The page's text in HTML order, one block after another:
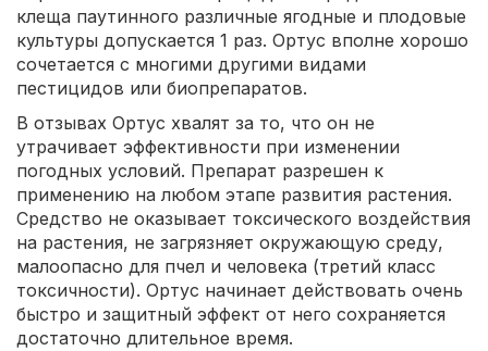
клеща паутинного различные ягодные и плодовые
культуры допускается 1 раз. Ортус вполне хорошо
сочетается с многими другими видами
пестицидов или биопрепаратов.
В отзывах Ортус хвалят за то, что он не
утрачивает эффективности при изменении
погодных условий. Препарат разрешен к
применению на любом этапе развития растения.
Средство не оказывает токсического воздействия
на растения, не загрязняет окружающую среду,
малоопасно для пчел и человека (третий класс
токсичности). Ортус начинает действовать очень
быстро и защитный эффект от него сохраняется
достаточно длительное время.